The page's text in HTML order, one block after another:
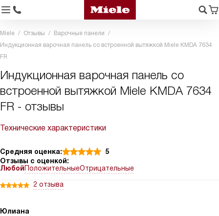
Miele Отзывы
Варочные панели
Индукционная варочная панель со встроенной вытяжкой Miele KMDA 7634
FR
Индукционная варочная панель со
встроенной вытяжкой Miele KMDA 7634
FR - отзывы
Технические характеристики
Средняя оценка:
5
Отзывы с оценкой:
ЛюбойПоложительныеОтрицательные
2 отзыва
Юлиана